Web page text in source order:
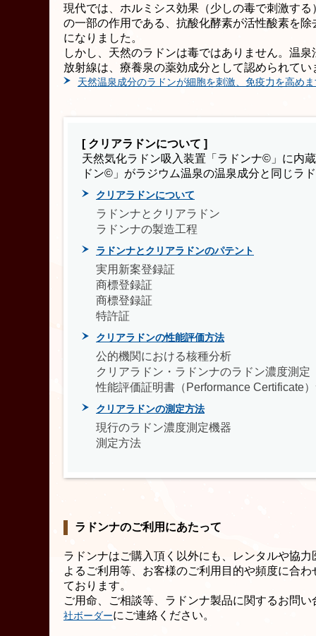
現代では、ホルミシス効果（少しの毒で刺激す
の一部の作用である、抗酸化酵素が活性酸素を
になりました。
しかし、天然のラドンは毒ではありません。温
放射線は、療養泉の薬効成分として認められてい
天然温泉成分のラドンが細胞を刺激、免疫力を高め
[ クリアラドンについて ]
天然気化ラドン吸入装置「ラドンナ©」に内
ドン©」がラジウム温泉の温泉成分と同じラ
クリアラドンについて
ラドンナとクリアラドン
ラドンナの製造工程
ラドンナとクリアラドンのパテント
実用新案登録証
商標登録証
商標登録証
特許証
クリアラドンの性能評価方法
公的機関における核種分析
クリアラドン・ラドンナのラドン濃度測定
性能評価証明書（Performance Certificate
クリアラドンの測定方法
現行のラドン濃度測定機器
測定方法
ラドンナのご利用にあたって
ラドンナはご購入頂く以外にも、レンタルや協
よるご利用等、お客様のご利用目的や頻度に合
ております。
ご用命、ご相談等、ラドンナ製品に関するお問い
社ボーダーにご連絡ください。